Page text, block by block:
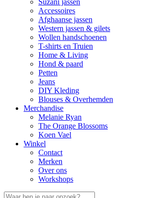
Suzani jassen
Accessoires
Afghaanse jassen
Western jassen & gilets
Wollen handschoenen
T-shirts en Truien
Home & Living
Hond & paard
Petten
Jeans
DIY Kleding
Blouses & Overhemden
Merchandise
Melanie Ryan
The Orange Blossoms
Koen Vael
Winkel
Contact
Merken
Over ons
Workshops